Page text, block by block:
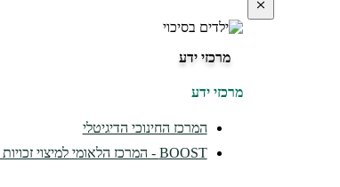
מרכזי ידע
מרכזי ידע
המרכז החינוכי הדיגיטלי
BOOST - המרכז הלאומי למיצוי זכויות - יעלה בקרוב...